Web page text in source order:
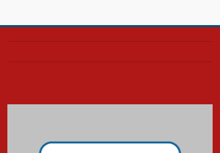
Confira como foi o culto mensal